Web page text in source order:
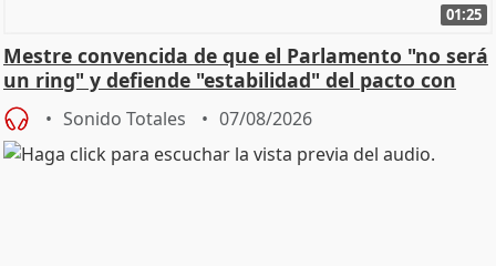
01:25
Mestre convencida de que el Parlamento "no será
un ring" y defiende "estabilidad" del pacto con
Vox
Sonido Totales 07/08/2026